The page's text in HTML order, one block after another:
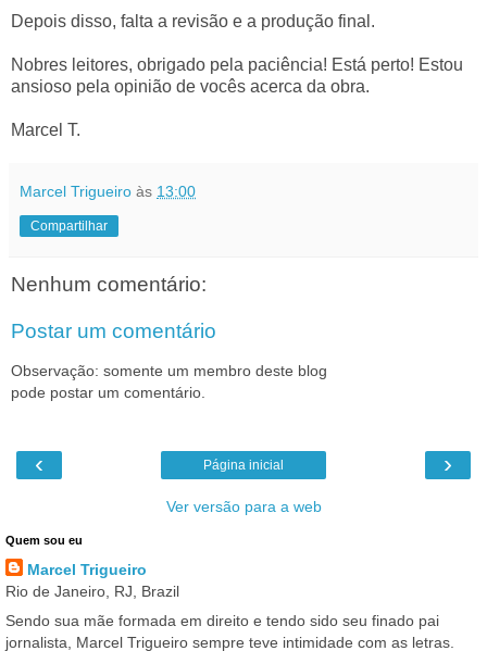
Depois disso, falta a revisão e a produção final.
Nobres leitores, obrigado pela paciência! Está perto! Estou
ansioso pela opinião de vocês acerca da obra.
Marcel T.
Marcel Trigueiro às 13:00
Compartilhar
Nenhum comentário:
Postar um comentário
Observação: somente um membro deste blog
pode postar um comentário.
‹ ›
Página inicial
Ver versão para a web
Quem sou eu
Marcel Trigueiro
Rio de Janeiro, RJ, Brazil
Sendo sua mãe formada em direito e tendo sido seu finado pai
jornalista, Marcel Trigueiro sempre teve intimidade com as letras.